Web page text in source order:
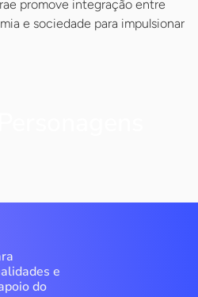
promove integração entre
e sociedade para impulsionar
e
do